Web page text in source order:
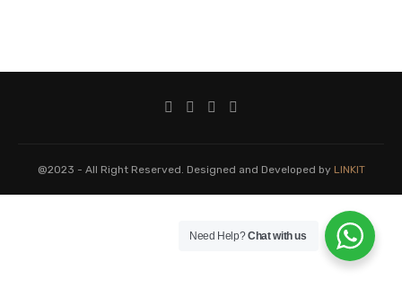
@2023 - All Right Reserved. Designed and Developed by LINKIT
Need Help?Chat with us